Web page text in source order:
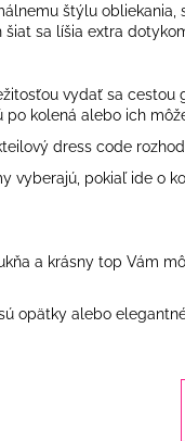
štýlu obliekania,
sa líšia extra
vydať sa
po kolená alebo ich
dress code
vyberajú, pokiaľ ide o
a krásny top Vám
opätky alebo
€26